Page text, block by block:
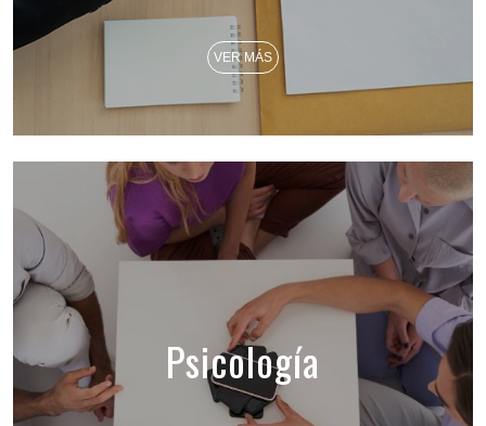
VER MÁS
Psicología